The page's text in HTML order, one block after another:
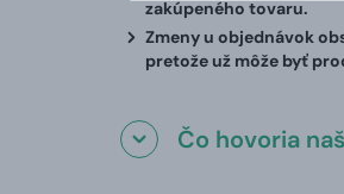
zakúpeného tovaru.
Zmeny u objednávok
pretože už môže byť
Čo hovoria